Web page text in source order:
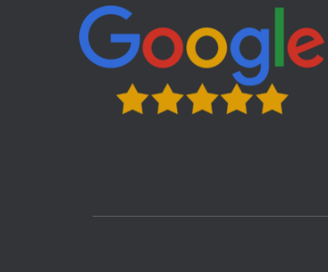
UX Creative
Desarrollado web